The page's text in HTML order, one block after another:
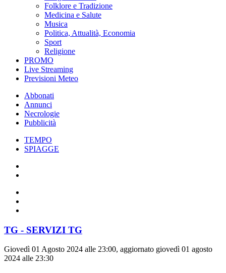
Folklore e Tradizione
Medicina e Salute
Musica
Politica, Attualità, Economia
Sport
Religione
PROMO
Live Streaming
Previsioni Meteo
Abbonati
Annunci
Necrologie
Pubblicità
TEMPO
SPIAGGE
TG - SERVIZI TG
Giovedì 01 Agosto 2024 alle 23:00, aggiornato giovedì 01 agosto
2024 alle 23:30